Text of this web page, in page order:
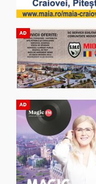
AD
AD